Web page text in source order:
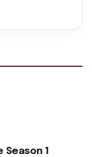
Season 1